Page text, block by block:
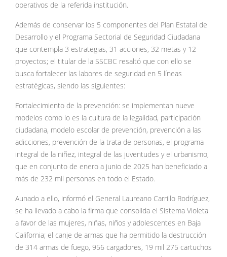
operativos de la referida institución.
Además de conservar los 5 componentes del Plan Estatal de
Desarrollo y el Programa Sectorial de Seguridad Ciudadana
que contempla 3 estrategias, 31 acciones, 32 metas y 12
proyectos; el titular de la SSCBC resaltó que con ello se
busca fortalecer las labores de seguridad en 5 líneas
estratégicas, siendo las siguientes:
Fortalecimiento de la prevención: se implementan nueve
modelos como lo es la cultura de la legalidad, participación
ciudadana, modelo escolar de prevención, prevención a las
adicciones, prevención de la trata de personas, el programa
integral de la niñez, integral de las juventudes y el urbanismo,
que en conjunto de enero a junio de 2025 han beneficiado a
más de 232 mil personas en todo el Estado.
Aunado a ello, informó el General Laureano Carrillo Rodríguez,
se ha llevado a cabo la firma que consolida el Sistema Violeta
a favor de las mujeres, niñas, niños y adolescentes en Baja
California; el canje de armas que ha permitido la destrucción
de 314 armas de fuego, 956 cargadores, 19 mil 275 cartuchos